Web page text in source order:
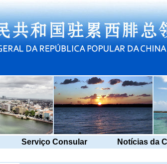
Serviço Consular Notícias da